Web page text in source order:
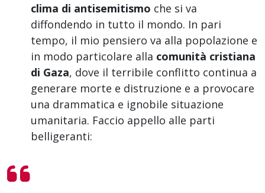
clima di antisemitismo che si va
diffondendo in tutto il mondo. In pari
tempo, il mio pensiero va alla popolazione e
in modo particolare alla comunità cristiana
di Gaza, dove il terribile conflitto continua a
generare morte e distruzione e a provocare
una drammatica e ignobile situazione
umanitaria. Faccio appello alle parti
belligeranti: